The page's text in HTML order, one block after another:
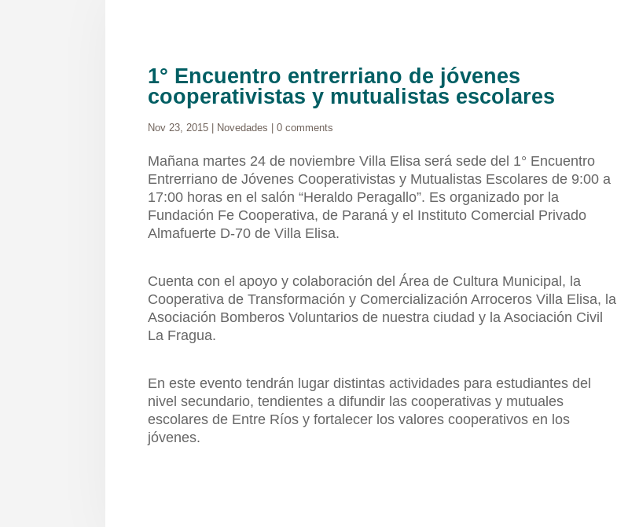
1° Encuentro entrerriano de jóvenes
cooperativistas y mutualistas escolares
Nov 23, 2015 Novedades |0 comments
Mañana martes 24 de noviembre Villa Elisa será sede del 1° Encuentro
Entrerriano de Jóvenes Cooperativistas y Mutualistas Escolares de 9:00 a
17:00 horas en el salón “Heraldo Peragallo”. Es organizado por la
Fundación Fe Cooperativa, de Paraná y el Instituto Comercial Privado
Almafuerte D-70 de Villa Elisa.
Cuenta con el apoyo y colaboración del Área de Cultura Municipal, la
Cooperativa de Transformación y Comercialización Arroceros Villa Elisa, la
Asociación Bomberos Voluntarios de nuestra ciudad y la Asociación Civil
La Fragua.
En este evento tendrán lugar distintas actividades para estudiantes del
nivel secundario, tendientes a difundir las cooperativas y mutuales
escolares de Entre Ríos y fortalecer los valores cooperativos en los
jóvenes.